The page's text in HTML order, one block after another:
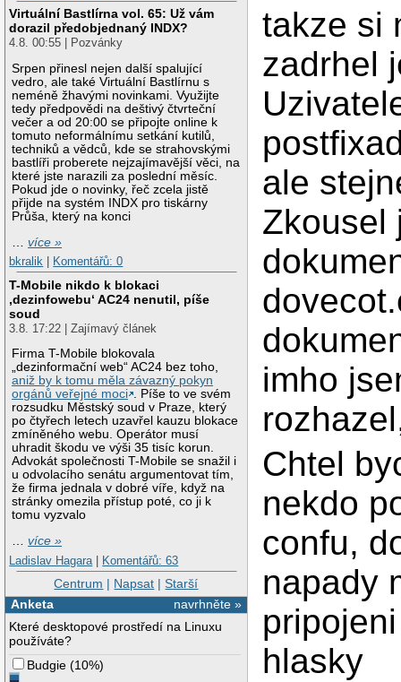
Virtuální Bastlírna vol. 65: Už vám
dorazil předobjednaný INDX?
4.8. 00:55 | Pozvánky
Srpen přinesl nejen další spalující
vedro, ale také Virtuální Bastlírnu s
neméně žhavými novinkami. Využijte
tedy předpovědi na deštivý čtvrteční
večer a od 20:00 se připojte online k
tomuto neformálnímu setkání kutilů,
techniků a vědců, kde se strahovskými
bastlíři proberete nejzajímavější věci, na
které jste narazili za poslední měsíc.
Pokud jde o novinky, řeč zcela jistě
přijde na systém INDX pro tiskárny
Průša, který na konci
…více »
bkralik
Komentářů: 0
T-Mobile nikdo k blokaci
‚dezinfowebu‘ AC24 nenutil, píše
soud
3.8. 17:22 | Zajímavý článek
Firma T-Mobile blokovala
„dezinformační web“ AC24 bez toho,
aniž by k tomu měla závazný pokyn
orgánů veřejné moci . Píše to ve svém
rozsudku Městský soud v Praze, který
po čtyřech letech uzavřel kauzu blokace
zmíněného webu. Operátor musí
uhradit škodu ve výši 35 tisíc korun.
Advokát společnosti T-Mobile se snažil i
u odvolacího senátu argumentovat tím,
že firma jednala v dobré víře, když na
stránky omezila přístup poté, co ji k
tomu vyzvalo
…více »
Ladislav Hagara | Komentářů: 63
Centrum | Napsat |Starší
navrhněte »
Anketa
Které desktopové prostředí na Linuxu
používáte?
Budgie (10%)
takze si
zadrhel
ale
Zkousel
imho
Chtel
nekdo
confu,
napady
hlasky